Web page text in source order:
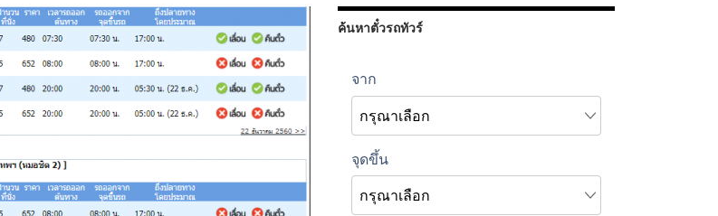
ค้นหาตั๋วรถทัวร์